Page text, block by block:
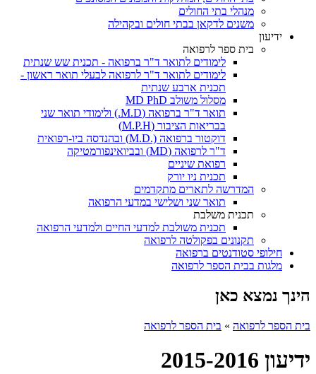
מנהלי בתי החולים
משנים לדקאן בבתי חולים ובקהילה
ידיעון
בית ספר לרפואה
לימודים לתואר ד"ר ברפואה - תכנית שש שנתית
לימודים לתואר ד"ר לרפואה לבעלי תואר ראשון -
תכנית ארבע שנתית
מסלול משולב MD PhD
תואר ד"ר ברפואה (M.D.) ולימודי תואר שני
בבריאות הציבור (M.P.H)
דוקטור ברפואה (.M.D) ובהנדסה ביו-רפואית
ד"ר לרפואה (MD) ובביואינפורמטיקה
רפואת שיניים
תכנית ניו יורק
המדרשה לתארים מתקדמים
תואר שני ושלישי במדעי הרפואה
תכנית משלבת
תכנית משולבת למדעי החיים ולמדעי הרפואה
תקנונים בפקולטה לרפואה
חילופי סטודנטים ברפואה
מלגות בבית הספר לרפואה
הינך נמצא כאן
בית הספר לרפואה » בית הספר לרפואה
ידיעון 2015-2016